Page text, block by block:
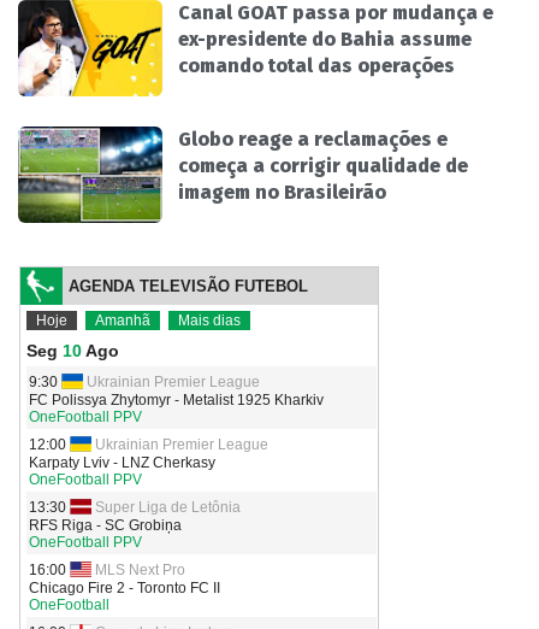
Canal GOAT passa por mudança e
ex-presidente do Bahia assume
comando total das operações
Globo reage a reclamações e
começa a corrigir qualidade de
imagem no Brasileirão